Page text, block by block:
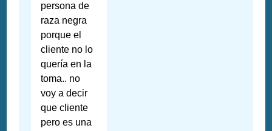
persona de
raza negra
porque el
cliente no lo
quería en la
toma.. no
voy a decir
que cliente
pero es una